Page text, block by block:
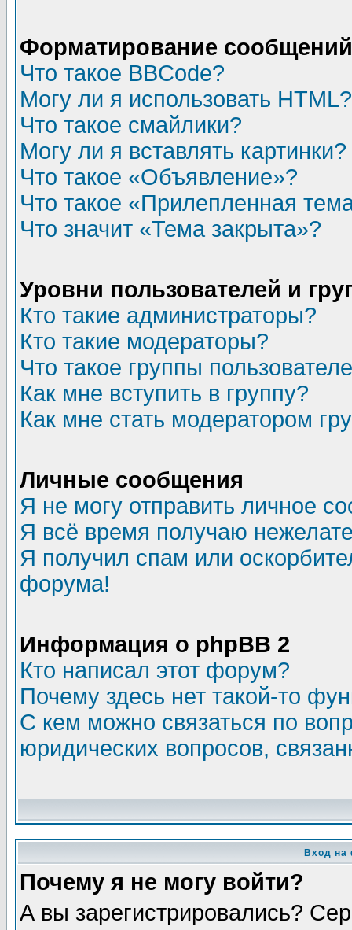
Форматирование
Что такое BBCode?
Могу ли я использовать HTML?
Что такое смайлики?
Могу ли я вставлять картинки?
Что такое «Объявление»?
Что такое «Прилепленная
Что значит «Тема закрыта»?
Уровни пользователей и
Кто такие администраторы?
Кто такие модераторы?
Что такое группы
Как мне вступить в группу?
Как мне стать модератором
Личные сообщения
Я не могу отправить личное
Я всё время получаю
Я получил спам или
форума!
Информация о phpBB 2
Кто написал этот форум?
Почему здесь нет такой-то
С кем можно связаться по
юридических вопросов,
Вход на
Почему я не могу войти?
А вы зарегистрировались?